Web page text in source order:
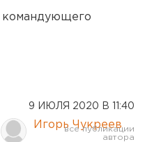
командующего
9 ИЮЛЯ 2020 В 11:40
Игорь Чукреев